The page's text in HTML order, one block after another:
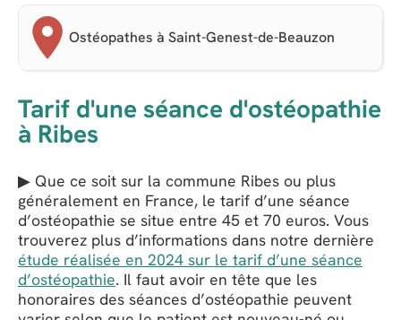
Ostéopathes à Saint-Genest-de-Beauzon
Tarif d'une séance d'ostéopathie
à Ribes
▶ Que ce soit sur la commune Ribes ou plus
généralement en France, le tarif d’une séance
d’ostéopathie se situe entre 45 et 70 euros. Vous
trouverez plus d’informations dans notre dernière
étude réalisée en 2024 sur le tarif d’une séance
d’ostéopathie. Il faut avoir en tête que les
honoraires des séances d’ostéopathie peuvent